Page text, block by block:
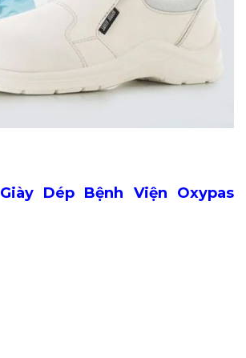
Giày Dép Bệnh Viện Oxypas